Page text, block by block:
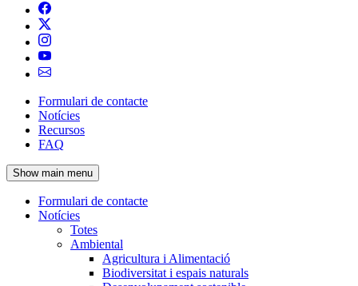
Navegació
principal
de
l'encapçalament
Formulari de contacte
Notícies
Recursos
FAQ
Show main menu
Navegació
principal
Formulari de contacte
Notícies
Totes
Ambiental
Agricultura i Alimentació
Biodiversitat i espais naturals